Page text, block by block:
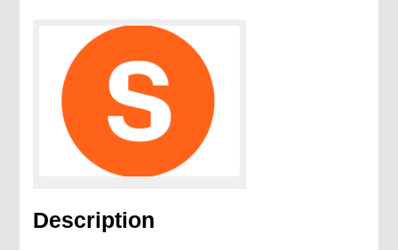
Description